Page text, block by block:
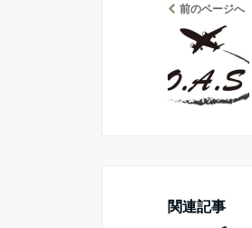
前のページへ
関連記事